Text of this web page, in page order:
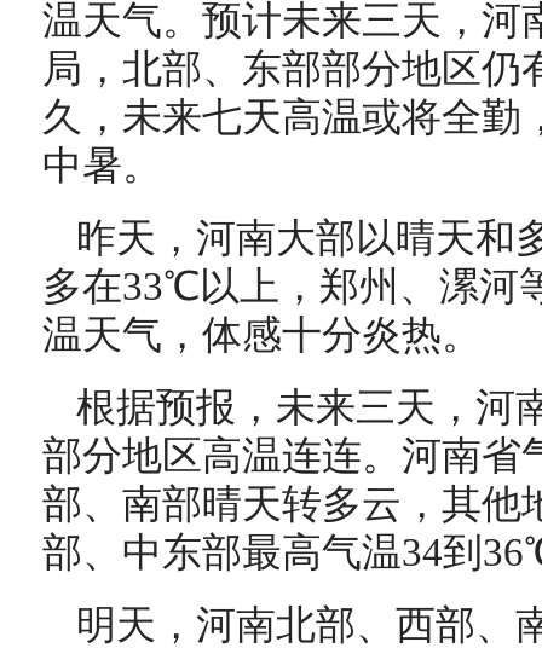
温天气。预计未来三天，河
局，北部、东部部分地区
久，未来七天高温或将全勤
中暑。
昨天，河南大部以晴天和
多在33℃以上，郑州、漯河
温天气，体感十分炎热。
根据预报，未来三天，河
部分地区高温连连。河南省
部、南部晴天转多云，其他
部、中东部最高气温34到36
明天，河南北部、西部、